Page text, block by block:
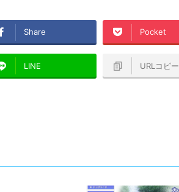
Share Pocket
LINE URLコピー